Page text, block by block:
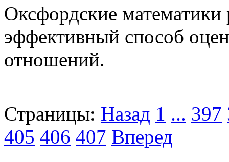
Оксфордские математики
эффективный способ
отношений.
Страницы: Назад 1 ... 397
405 406 407 Вперед